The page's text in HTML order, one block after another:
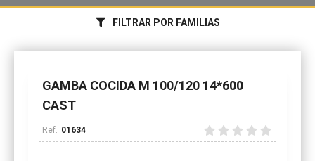
FILTRAR POR FAMILIAS
GAMBA COCIDA M 100/120 14*600
CAST
01634